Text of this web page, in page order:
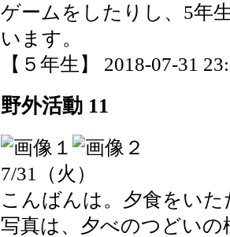
ゲームをしたりし、5年
います。
【５年生】 2018-07-31
野外活動 11
7/31（火）
こんばんは。夕食をい
写真は、夕べのつどい